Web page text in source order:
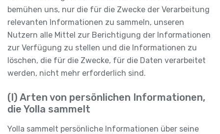
bemühen uns, nur die für die Zwecke der Verarbeitung
relevanten Informationen zu sammeln, unseren
Nutzern alle Mittel zur Berichtigung der Informationen
zur Verfügung zu stellen und die Informationen zu
löschen, die für die Zwecke, für die Daten verarbeitet
werden, nicht mehr erforderlich sind.
(I) Arten von persönlichen Informationen,
die Yolla sammelt
Yolla sammelt persönliche Informationen über seine